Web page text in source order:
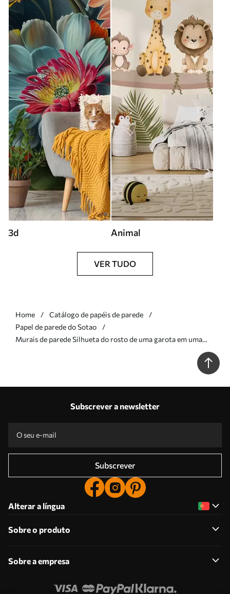
3d Animal
VER TUDO
Home
Catálogo de papéis de parede
Papel de parede do Sotao
Murais de parede Silhueta do rosto de uma garota em uma
Subscrever a newsletter
Subscrever
Alterar a língua
Sobre o produto
Sobre a empresa